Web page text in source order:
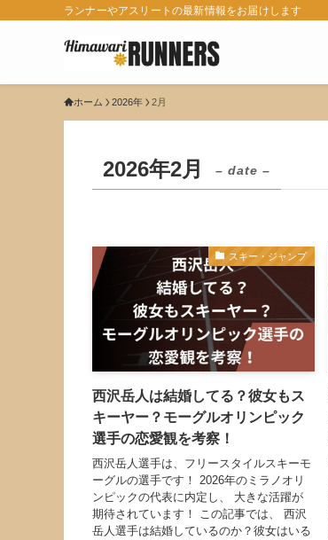
ランナーやアスリートの最新情報をお届けします
ホーム 2026年 2月
2026年2月 – date –
スキー・ジャンプ
西沢岳人は結婚してる？彼女もス
キーヤー？モーグルオリンピック
選手の恋愛観を考察！
西沢岳人選手は、フリースタイルスキーモ
ーグルの選手です！ 2026年のミラノオリ
ンピックの代表に内定し、 大きな活躍が
期待されています！ この記事では、 西沢
岳人選手は結婚しているのか？彼女はいる